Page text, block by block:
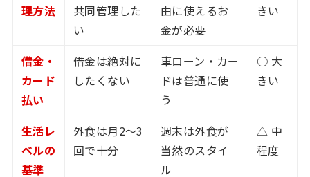
理方法
共同管理した
い
由に使えるお
金が必要
きい
借金・
カード
払い
借金は絶対に
したくない
車ローン・カー
ドは普通に使
う
○ 大
きい
生活レ
ベルの
基準
外食は月2〜3
回で十分
週末は外食が
当然のスタイ
ル
△ 中
程度